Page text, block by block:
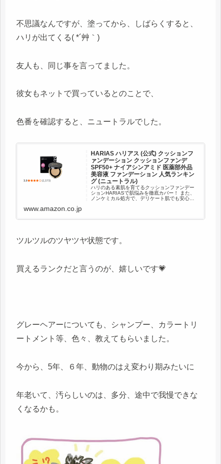
不思議なんですが、塗ってから、しばらくすると、
ハリが出てくる( *´艸｀)
友人も、同じ事を言ってました。
彼女もネットで買っているとのことで、
色番を確認すると、ニュートラルでした。
HARIAS ハリアス (公式) クッションフ
ァンデーション クッションファンデ
SPF50+ ナイアシンアミド 医薬部外品
美容液 ファンデーション 人気ランキン
グ (ニュートラル)
ハリのある素肌を育てるクッションファンデー
ションHARIASで肌悩みを徹底カバー！ また、
ノンケミカル処方で、デリケート肌でも安心で
www.amazon.co.jp
ツルツルのツヤツヤ状態です。
買えるランクだと言うのが、嬉しいです💗
グレーヘアーについても、シャンプー、カラートリ
ートメント等、色々、教えてもらいました。
今から、5年、６年、動物のはえ変わり期みたいに
年老いて、汚らしいのは、多分、途中で我慢できな
くなるかも。